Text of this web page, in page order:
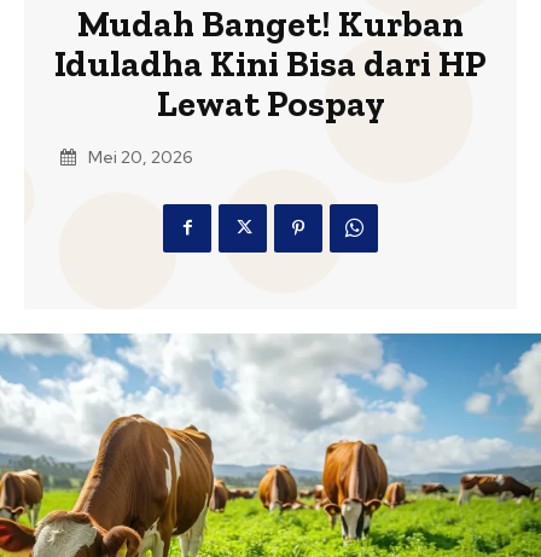
Mudah Banget! Kurban
Iduladha Kini Bisa dari HP
Lewat Pospay
Mei 20, 2026